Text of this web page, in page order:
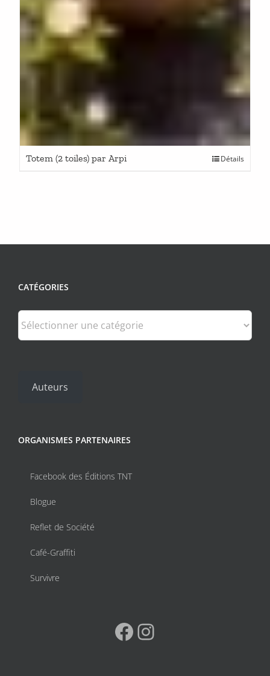
Totem (2 toiles) par Arpi Détails
CATÉGORIES
Catégories
Auteurs
ORGANISMES PARTENAIRES
Facebook des Éditions TNT
Blogue
Reflet de Société
Café-Graffiti
Survivre
Facebook